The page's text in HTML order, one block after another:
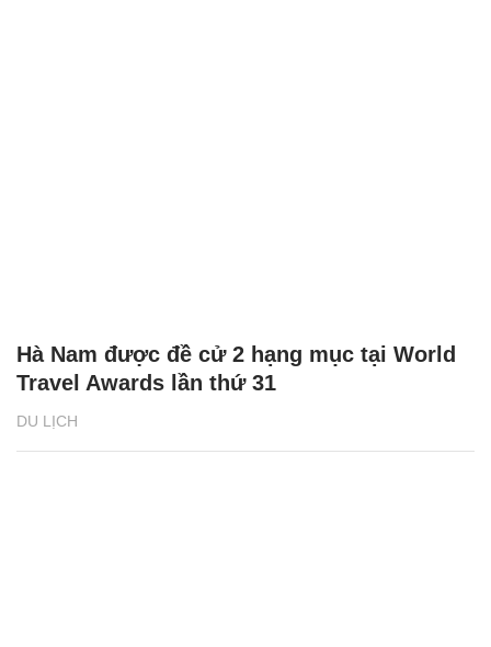
DU LỊCH
Hà Nam được đề cử 2 hạng mục tại World
Travel Awards lần thứ 31